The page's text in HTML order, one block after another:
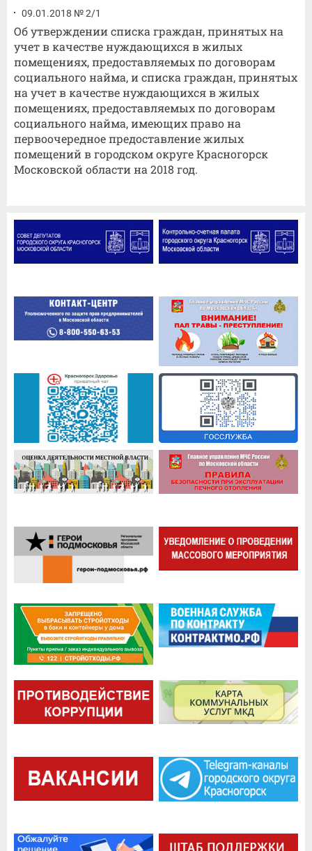
09.01.2018 № 2/1
Об утверждении списка граждан, принятых на
учет в качестве нуждающихся в жилых
помещениях, предоставляемых по договорам
социального найма, и списка граждан, принятых
на учет в качестве нуждающихся в жилых
помещениях, предоставляемых по договорам
социального найма, имеющих право на
первоочередное предоставление жилых
помещений в городском округе Красногорск
Московской области на 2018 год.